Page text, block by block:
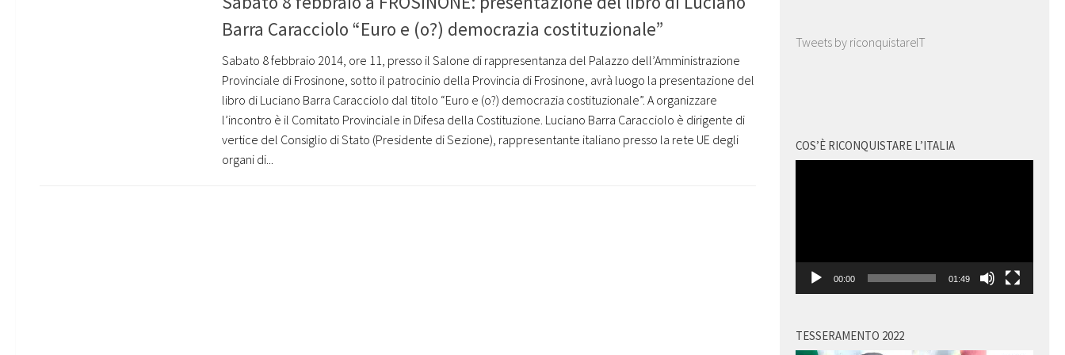
Barra Caracciolo “Euro e (o?) democrazia costituzionale”
Sabato 8 febbraio 2014, ore 11, presso il Salone di rappresentanza del Palazzo dell’Amministrazione
Provinciale di Frosinone, sotto il patrocinio della Provincia di Frosinone, avrà luogo la presentazione del
libro di Luciano Barra Caracciolo dal titolo “Euro e (o?) democrazia costituzionale”. A organizzare
l’incontro è il Comitato Provinciale in Difesa della Costituzione. Luciano Barra Caracciolo è dirigente di
vertice del Consiglio di Stato (Presidente di Sezione), rappresentante italiano presso la rete UE degli
organi di...
Tweets by riconquistareIT
COS’È RICONQUISTARE L’ITALIA
00:00 01:49
TESSERAMENTO 2022